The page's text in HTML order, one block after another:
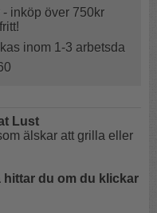
- inköp över 750kr
inom 1-3 arbetsda
Lust
älskar att grilla eller
hittar du om du klickar